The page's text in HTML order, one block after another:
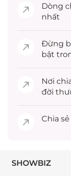
Dòng
nhất
Đừng
bật
Nơi
đời
Chia sẻ
SHOWBIZ